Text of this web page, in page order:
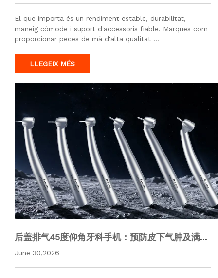
El que importa és un rendiment estable, durabilitat,
maneig còmode i suport d'accessoris fiable. Marques com
proporcionar peces de mà d'alta qualitat …
LLEGEIX MÉS
后盖排气45度仰角牙科手机：预防皮下气肿及满足
口腔医院采购要求
June 30,2026